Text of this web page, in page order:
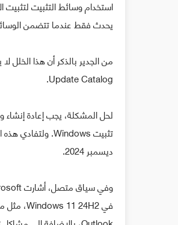
يحدث فقط عندما تتضمن الوسائط تحديثات الأمان
Update Catalog.
ديسمبر 2024.